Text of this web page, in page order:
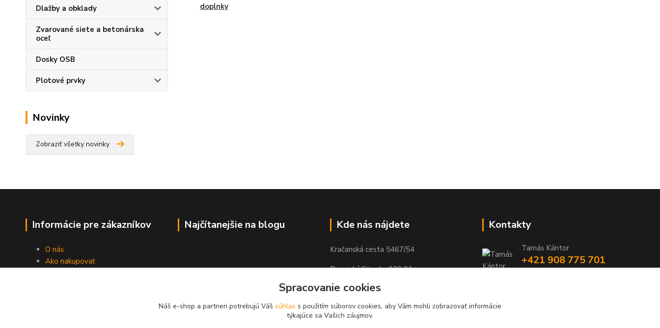
Dlažby a obklady
Zvarované siete a betonárska
oceľ
Dosky OSB
Plotové prvky
Novinky
Zobraziť všetky novinky
doplnky
Informácie pre zákazníkov
O nás
Ako nakupovať
Najčítanejšie na blogu Kde nás nájdete
Kračanská cesta 5467/54
Dunajská Streda, 929 01
Kontakty
Tamás Kántor
+421 908 775 701
Spracovanie cookies
Náš e-shop a partneri potrebujú Váš súhlas s použitím súborov cookies, aby Vám mohli zobrazovať informácie
týkajúce sa Vašich záujmov.